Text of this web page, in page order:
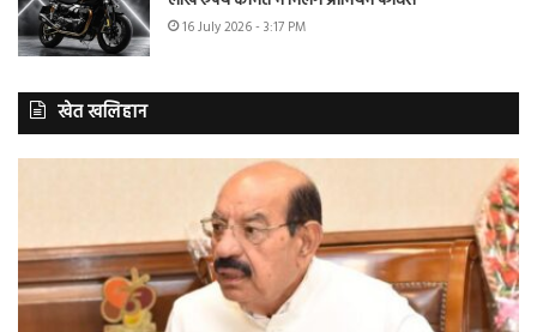
16 July 2026 - 3:17 PM
खेत खलिहान